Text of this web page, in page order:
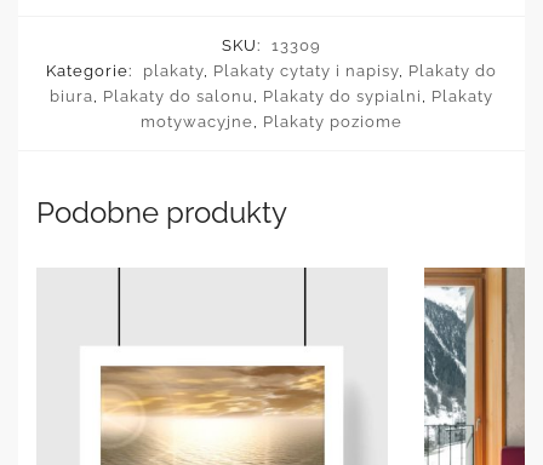
SKU:
13309
Kategorie:
plakaty, Plakaty cytaty i napisy, Plakaty do
biura, Plakaty do salonu , Plakaty do sypialni , Plakaty
motywacyjne, Plakaty poziome
Podobne produkty